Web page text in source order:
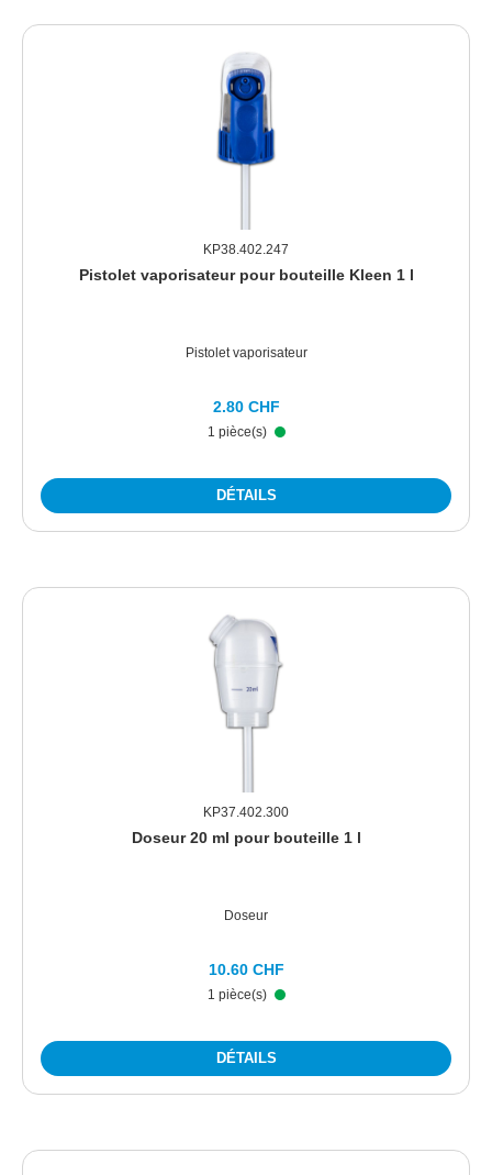
KP38.402.247
Pistolet vaporisateur pour bouteille Kleen 1 l
Pistolet vaporisateur
1 pièce(s)
2.80 CHF
DÉTAILS
KP37.402.300
Doseur 20 ml pour bouteille 1 l
Doseur
1 pièce(s)
10.60 CHF
DÉTAILS